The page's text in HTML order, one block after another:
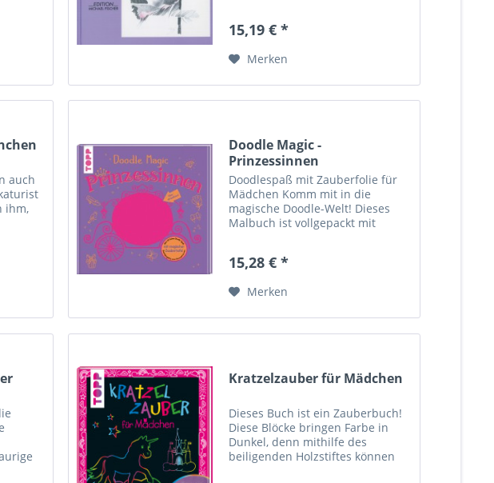
Zeichenelementen sind durch
15,19 € *
Merken
auch
ihm,
Doodle Magic -
Prinzessinnen
Doodlespaß mit Zauberfolie für
Mädchen Komm mit in die
magische Doodle-Welt! Dieses
Malbuch ist vollgepackt mit
Holzstäbchen auf die magische
15,28 € *
Merken
Kratzelzauber für Mädchen
Dieses Buch ist ein Zauberbuch!
Diese Blöcke bringen Farbe in
Dunkel, denn mithilfe des
beiligenden Holzstiftes können